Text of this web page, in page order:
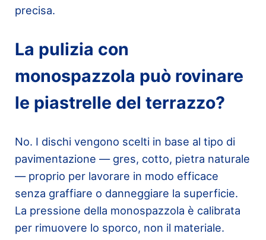
precisa.
La pulizia con
monospazzola può rovinare
le piastrelle del terrazzo?
No. I dischi vengono scelti in base al tipo di
pavimentazione — gres, cotto, pietra naturale
— proprio per lavorare in modo efficace
senza graffiare o danneggiare la superficie.
La pressione della monospazzola è calibrata
per rimuovere lo sporco, non il materiale.